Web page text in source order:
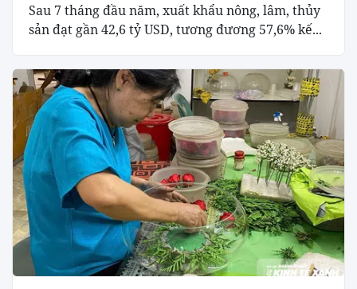
Sau 7 tháng đầu năm, xuất khẩu nông, lâm, thủy
sản đạt gần 42,6 tỷ USD, tương đương 57,6% kế...